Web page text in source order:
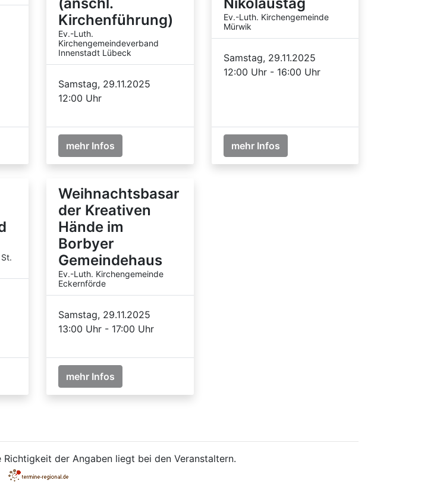
Kirchenführung)
Ev.-Luth.
Kirchengemeindeverband
Innenstadt Lübeck
Samstag, 29.11.2025
12:00 Uhr
mehr Infos
Ev.-Luth. Kirchengemeinde
Mürwik
Samstag, 29.11.2025
12:00 Uhr - 16:00 Uhr
mehr Infos
Weihnachtsbasar
der Kreativen
Hände im
Borbyer
Gemeindehaus
Ev.-Luth. Kirchengemeinde
Eckernförde
Samstag, 29.11.2025
13:00 Uhr - 17:00 Uhr
mehr Infos
der Angaben liegt bei den Veranstaltern.